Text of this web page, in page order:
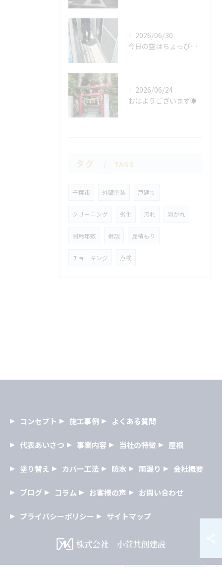
2026/06/30
今日の空はちょっぴり曇りがち☁️
2026/06/24
おはようございます☀
タグ TAGS
千葉市 外壁塗装 戸建て
クリーニング 劣化 汚れ 剥がれ
耐用年数 相談 見積もり
チョーキング 点検
コンセプト 施工事例 よくある質問
代表あいさつ 事業内容 当社の特徴 屋根
塗り替え カバー工法 防水 雨漏り 会社概要
ブログ コラム お客様の声 お問い合わせ
プライバシーポリシー サイトマップ